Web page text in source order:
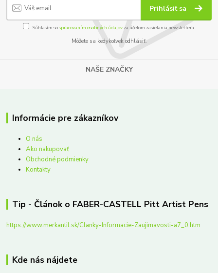
Prihlásiť sa
Súhlasím sospracovaním osobných údajov za účelom zasielania newslettera.
Môžete sa kedykoľvek odhlásiť.
NAŠE ZNAČKY
Informácie pre zákazníkov
O nás
Ako nakupovať
Obchodné podmienky
Kontakty
Tip - Článok o FABER-CASTELL Pitt Artist Pens
https://www.merkantil.sk/Clanky-Informacie-Zaujimavosti-a7_0.htm
Kde nás nájdete